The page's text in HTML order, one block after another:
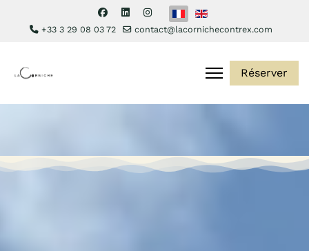
Sélectionnez votre langue
+33 3 29 08 03 72 contact@lacornichecontrex.com
Réserver